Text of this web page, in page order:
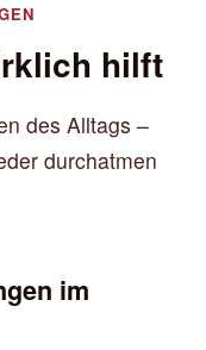
hilft
des Alltags –
durchatmen
im